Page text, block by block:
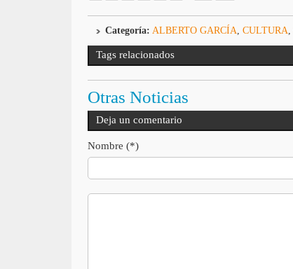
Categoría: ALBERTO GARCÍA CULTURA
Tags relacionados
Otras Noticias
Deja un comentario
Nombre (*)